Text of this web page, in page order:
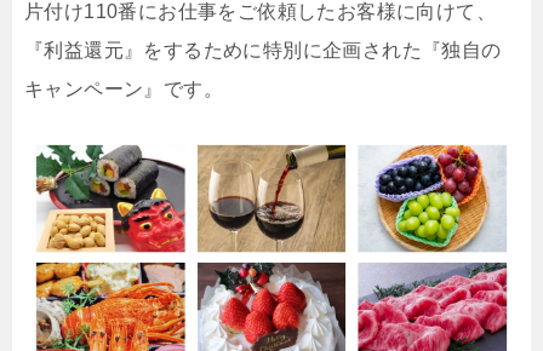
片付け110番にお仕事をご依頼したお客様に向けて、
『利益還元』をするために特別に企画された『独自の
キャンペーン』です。